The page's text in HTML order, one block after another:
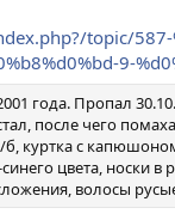
topic/587-
9-
года. Пропал
после чего
куртка с
цвета, носки
волосы